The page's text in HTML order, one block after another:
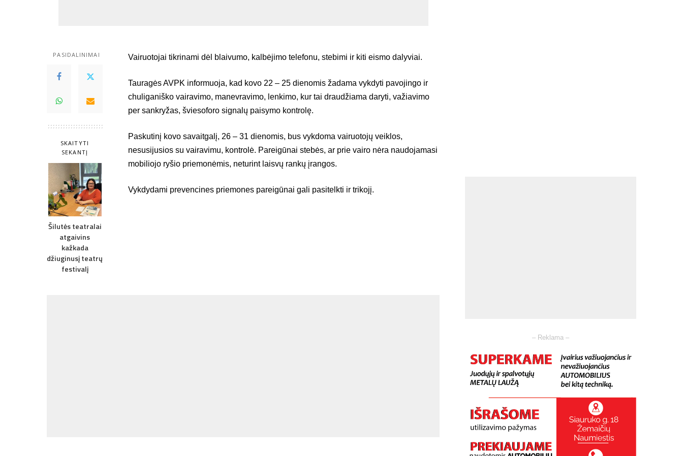
PASIDALINIMAI
SKAITYTI
SEKANTĮ
Šilutės teatralai
atgaivins
kažkada
džiuginusį teatrų
festivalį
Vairuotojai tikrinami dėl blaivumo, kalbėjimo telefonu, stebimi ir kiti eismo dalyviai.
Tauragės AVPK informuoja, kad kovo 22 – 25 dienomis žadama vykdyti pavojingo ir
chuliganiško vairavimo, manevravimo, lenkimo, kur tai draudžiama daryti, važiavimo
per sankryžas, šviesoforo signalų paisymo kontrolę.
Paskutinį kovo savaitgalį, 26 – 31 dienomis, bus vykdoma vairuotojų veiklos,
nesusijusios su vairavimu, kontrolė. Pareigūnai stebės, ar prie vairo nėra naudojamasi
mobiliojo ryšio priemonėmis, neturint laisvų rankų įrangos.
Vykdydami prevencines priemones pareigūnai gali pasitelkti ir trikojį.
– Reklama –